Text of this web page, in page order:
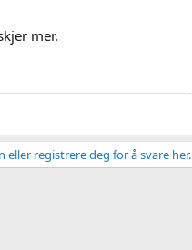
mer.
eller registrere deg for å svare her.